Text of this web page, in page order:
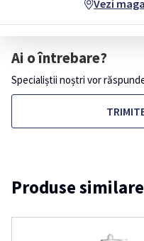
Vezi
Ai o întrebare?
Specialiștii noștri vor
Produse similare